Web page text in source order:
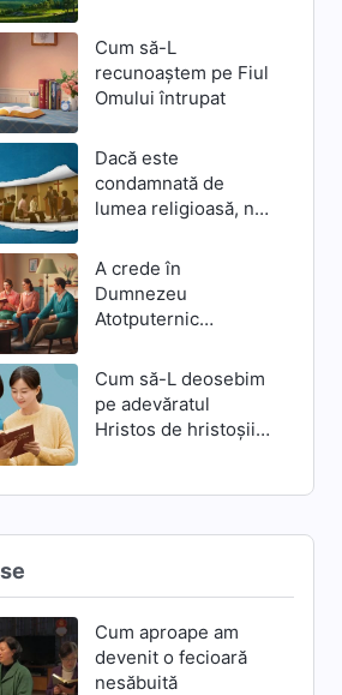
întrupare în zilele de
pe urmă
Cum să-L
recunoaștem pe Fiul
Omului întrupat
Dacă este
condamnată de
lumea religioasă, nu
A crede în
Dumnezeu
Atotputernic
pe Domnul Isus?
Cum să-L deosebim
pe adevăratul
Hristos de hristoșii
Cum aproape am
devenit o fecioară
nesăbuită